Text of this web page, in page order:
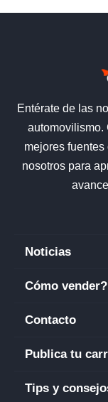
Entérate de las
automovilismo.
mejores
nosotros para
Noticias
Cómo vender?
Contacto
Publica tu
Tips y